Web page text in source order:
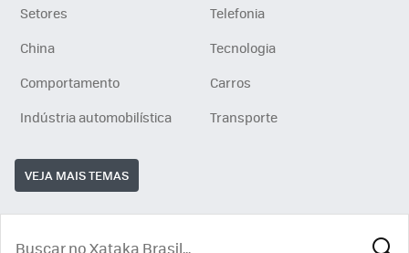
Setores
Telefonia
China
Tecnologia
Comportamento
Carros
Indústria automobilística
Transporte
VEJA MAIS TEMAS